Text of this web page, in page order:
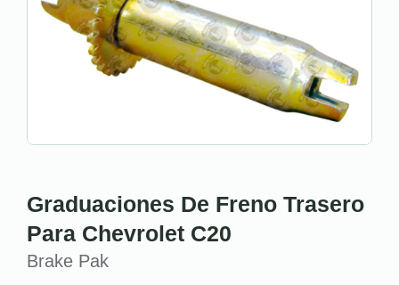
Graduaciones De Freno Trasero
Para Chevrolet C20
Brake Pak